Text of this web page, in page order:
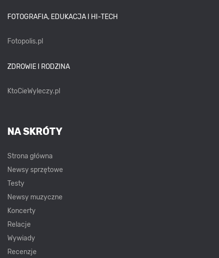
FOTOGRAFIA, EDUKACJA I HI-TECH
Fotopolis.pl
ZDROWIE I RODZINA
KtoCieWyleczy.pl
NA SKRÓTY
Strona główna
Newsy sprzętowe
Testy
Newsy muzyczne
Koncerty
Relacje
Wywiady
Recenzje